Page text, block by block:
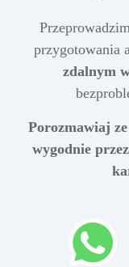
przygotowania
zdalnym
Porozmawiaj
wygodnie